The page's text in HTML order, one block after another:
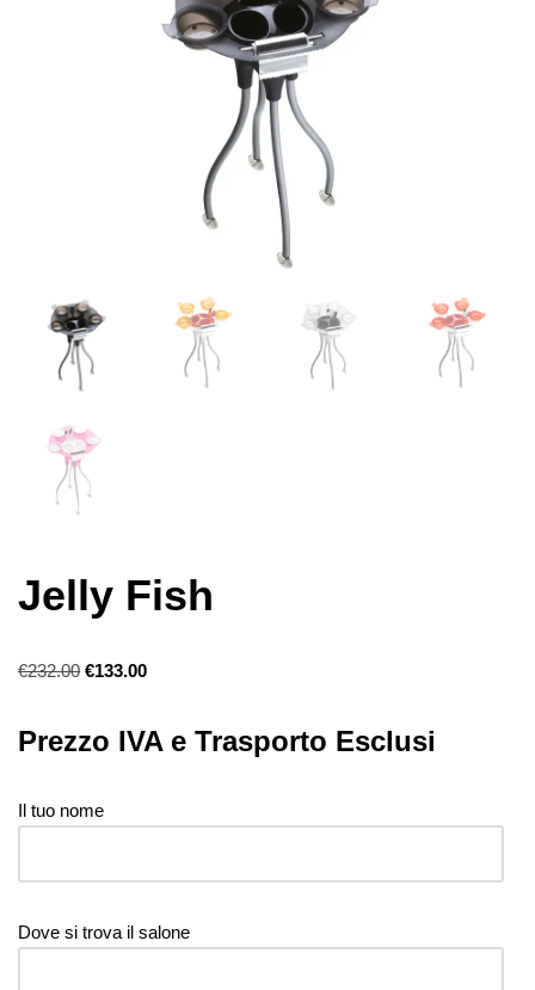
Jelly Fish
€232.00 €133.00
Prezzo IVA e Trasporto Esclusi
Il tuo nome
Dove si trova il salone